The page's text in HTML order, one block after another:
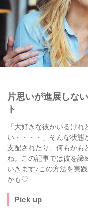
片思いが進展しな
ト
「大好きな彼がいるけ
い・・・・」そんな状態
支配されたり、何もかも
ね。この記事では彼を諦
いきます♪この方法を実
かも♡
Pick up